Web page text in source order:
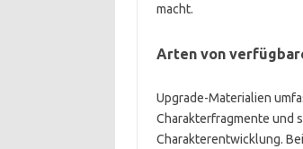
macht.
Arten von
Upgrade-Materialien
Charakterfragmente und
Charakterentwicklung.